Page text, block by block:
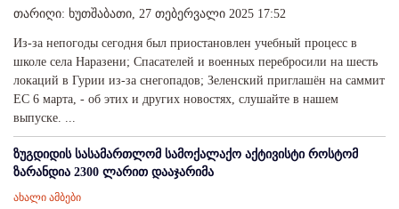
თარიღი: ხუთშაბათი, 27 თებერვალი 2025 17:52
Из-за непогоды сегодня был приостановлен учебный процесс в
школе села Наразени; Спасателей и военных перебросили на шесть
локаций в Гурии из-за снегопадов; Зеленский приглашён на саммит
ЕС 6 марта, - об этих и других новостях, слушайте в нашем
выпуске. ...
ზუგდიდის სასამართლომ სამოქალაქო აქტივისტი როსტომ
ზარანდია 2300 ლარით დააჯარიმა
ახალი ამბები